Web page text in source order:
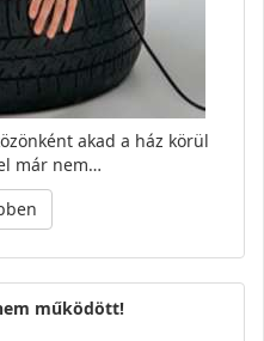
akad a ház körül
már nem…
működött!